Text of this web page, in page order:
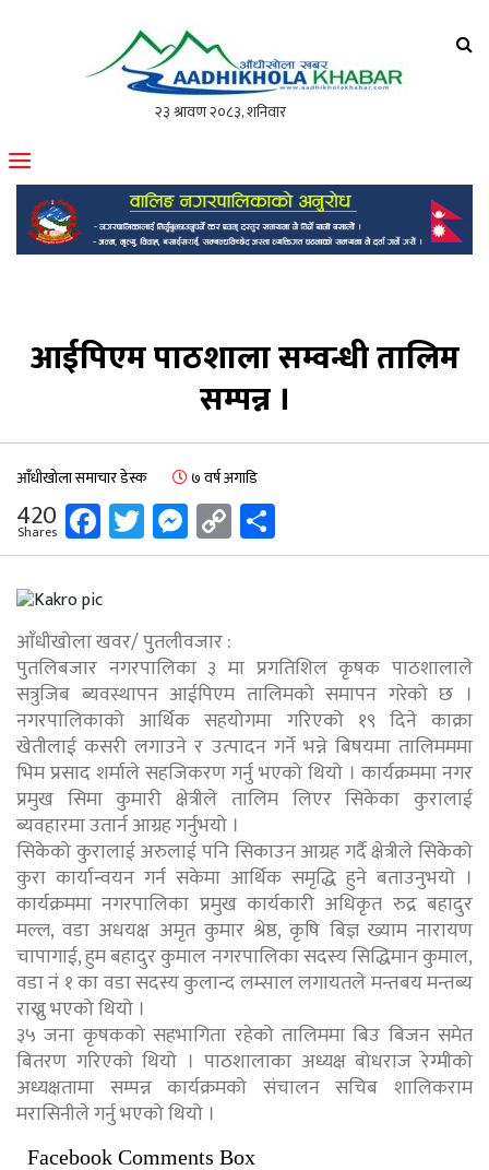
मोफसलकै लोकप्रिय अनलाइन पत्रिका
आईपिएम पाठशाला सम्वन्धी तालिम
सम्पन्न ।
आँधीखोला समाचार डेस्क ७ वर्ष अगाडि
420
Shares Facebook
Twitter
Messenger
Copy
Link
आँधीखोला खवर/ पुतलीवजार :
पुतलिबजार नगरपालिका ३ मा प्रगतिशिल कृषक पाठशालाले
सत्रुजिब ब्यवस्थापन आईपिएम तालिमको समापन गरेको छ ।
नगरपालिकाको आर्थिक सहयोगमा गरिएको १९ दिने काक्रा
खेतीलाई कसरी लगाउने र उत्पादन गर्ने भन्ने बिषयमा तालिमममा
भिम प्रसाद शर्माले सहजिकरण गर्नु भएको थियो । कार्यक्रममा नगर
प्रमुख सिमा कुमारी क्षेत्रीले तालिम लिएर सिकेका कुरालाई
ब्यवहारमा उतार्न आग्रह गर्नुभयो ।
सिकेको कुरालाई अरुलाई पनि सिकाउन आग्रह गर्दै क्षेत्रीले सिकेको
कुरा कार्यान्वयन गर्न सकेमा आर्थिक समृद्धि हुने बताउनुभयो ।
कार्यक्रममा नगरपालिका प्रमुख कार्यकारी अधिकृत रुद्र बहादुर
मल्ल, वडा अधयक्ष अमृत कुमार श्रेष्ठ, कृषि बिज्ञ ख्याम नारायण
चापागाई, हुम बहादुर कुमाल नगरपालिका सदस्य सिद्धिमान कुमाल,
वडा नं १ का वडा सदस्य कुलान्द लम्साल लगायतले मन्तबय मन्तब्य
राख्नु भएको थियो ।
३५ जना कृषकको सहभागिता रहेको तालिममा बिउ बिजन समेत
बितरण गरिएको थियो । पाठशालाका अध्यक्ष बोधराज रेग्मीको
अध्यक्षतामा सम्पन्न कार्यक्रमको संचालन सचिब शालिकराम
मरासिनीले गर्नु भएको थियो ।
Facebook Comments Box